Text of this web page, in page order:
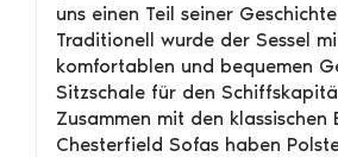
uns einen Teil seiner
Traditionell wurde der Sessel
komfortablen und bequemen
Sitzschale für den
Zusammen mit den klassischen
Chesterfield Sofas haben